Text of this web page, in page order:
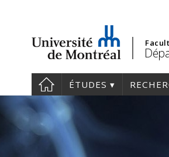
ÉTUDES